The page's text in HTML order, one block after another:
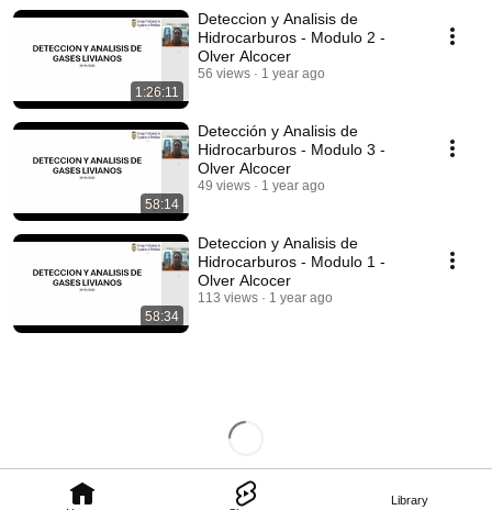
Library
1:26:11
Deteccion y Analisis de
Hidrocarburos - Modulo 2 -
Olver Alcocer
56 views 1 year ago
58:14
Detección y Analisis de
Hidrocarburos - Modulo 3 -
Olver Alcocer
49 views 1 year ago
58:34
Deteccion y Analisis de
Hidrocarburos - Modulo 1 -
Olver Alcocer
113 views 1 year ago